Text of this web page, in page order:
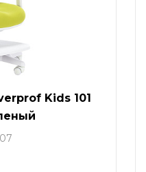
Kids 101